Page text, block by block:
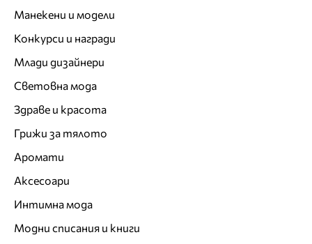
Манекени и модели
Конкурси и награди
Млади дизайнери
Световна мода
Здраве и красота
Грижи за тялото
Аромати
Аксесоари
Интимна мода
Модни списания и книги